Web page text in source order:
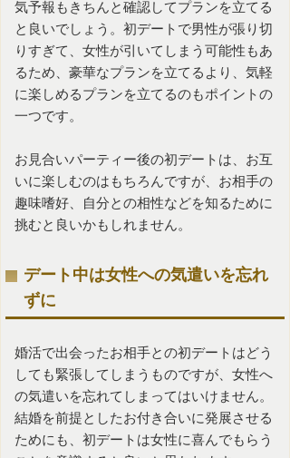
気予報もきちんと確認してプランを立てる
と良いでしょう。初デートで男性が張り切
りすぎて、女性が引いてしまう可能性もあ
るため、豪華なプランを立てるより、気軽
に楽しめるプランを立てるのもポイントの
一つです。
お見合いパーティー後の初デートは、お互
いに楽しむのはもちろんですが、お相手の
趣味嗜好、自分との相性などを知るために
挑むと良いかもしれません。
デート中は女性への気遣いを忘れ
ずに
婚活で出会ったお相手との初デートはどう
しても緊張してしまうものですが、女性へ
の気遣いを忘れてしまってはいけません。
結婚を前提としたお付き合いに発展させる
ためにも、初デートは女性に喜んでもらう